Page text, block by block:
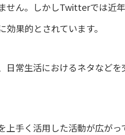
せん。しかしTwitterでは近
果的とされています。
常生活におけるネタなど
手く活用した活動が広がっ